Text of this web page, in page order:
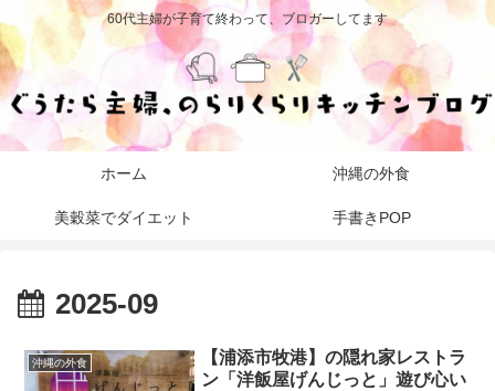
60代主婦が子育て終わって、ブロガーしてます
ホーム 沖縄の外食
美穀菜でダイエット 手書きPOP
2025-09
沖縄の外食
【浦添市牧港】の隠れ家レストラ
ン「洋飯屋げんじっと」遊び心い